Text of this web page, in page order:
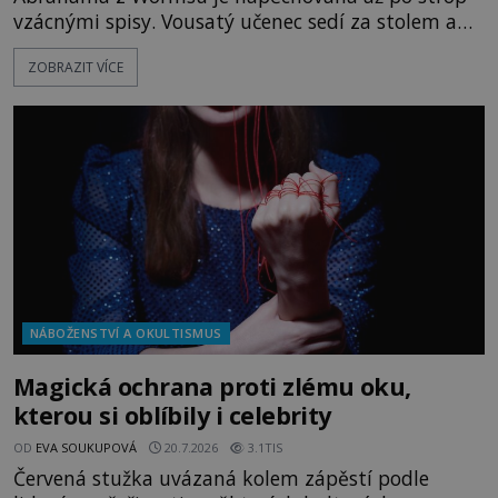
vzácnými spisy. Vousatý učenec sedí za stolem a
před sebou má rozložený jeden z nejzáhadnějších
magických textů. Jde o Abramelinův grimoár, který
kouzla, jak si někteří myslí, nebo jde o pouhou
pověru? Už šest měsíců pobývá
ZOBRAZIT VÍCE
NÁBOŽENSTVÍ A OKULTISMUS
Magická ochrana proti zlému oku,
kterou si oblíbily i celebrity
OD EVA SOUKUPOVÁ 20.7.2026 3.1TIS
Červená stužka uvázaná kolem zápěstí podle